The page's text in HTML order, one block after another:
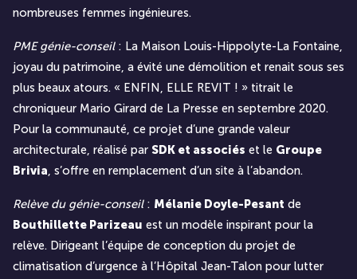
nombreuses femmes ingénieures.
PME génie-conseil: La Maison Louis-Hippolyte-La Fontaine,
joyau du patrimoine, a évité une démolition et renait sous ses
plus beaux atours. « ENFIN, ELLE REVIT ! » titrait le
chroniqueur Mario Girard de La Presse en septembre 2020.
Pour la communauté, ce projet d’une grande valeur
architecturale, réalisé par SDK et associés et le Groupe
Brivia, s’offre en remplacement d’un site à l’abandon.
Relève du génie-conseil: Mélanie Doyle-Pesant de
Bouthillette Parizeau est un modèle inspirant pour la
relève. Dirigeant l’équipe de conception du projet de
climatisation d’urgence à l’Hôpital Jean-Talon pour lutter